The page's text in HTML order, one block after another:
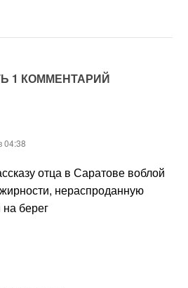
1 КОММЕНТАРИЙ
04:38
отца в Саратове воблой
нераспроданную
берег